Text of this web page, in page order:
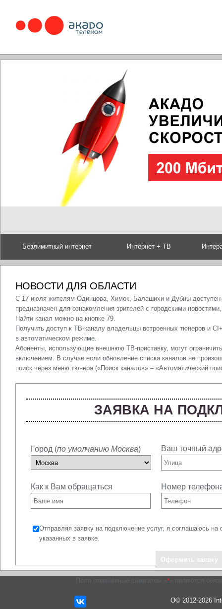
Безлимитный интернет Интернет + ТВ
НОВОСТИ ДЛЯ ОБЛАСТИ
С 17 июля жителям Одинцова, Химок, Балашихи и Дубны доступен
предназначен для ознакомления зрителей с городскими
Найти канал можно на кнопке 79.
Получить доступ к ТВ-каналу владельцы встроенных тюнеров и
в автоматическом режиме.
Абоненты, использующие внешнюю ТВ-приставку, могут
включением. В случае если обновление списка каналов не
поиск через меню тюнера («Поиск каналов» – «Автоматический
ЗАЯВКА НА
Город (по умолчанию Москва) Ваш точный
Как к Вам обращаться Номер
Отправляя заявку на подключение услуг, я соглашаюсь на
указанных в заявке.
Поля отмеченные символом « * » являются
О© 2012-2026